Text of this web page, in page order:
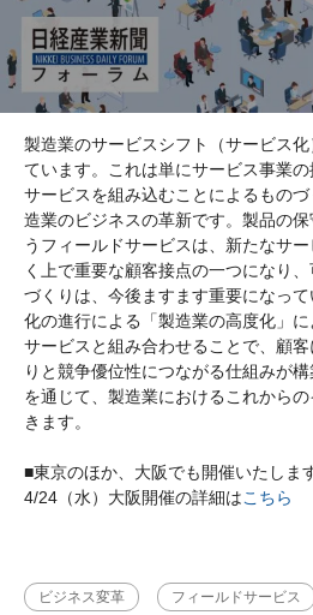
製造業のサービスシフト（サービス
ています。これは単にサービス事業
サービスを組み込むことによるもの
造業のビジネスの革新です。製品の
うフィールドサービスは、新たなサ
く上で重要な顧客接点の一つになり
づくりは、今後ますます重要になっ
化の進行による「製造業の高度化」に
サービスと組み合わせることで、顧
りと競争優位性につながる仕組みが
を通じて、製造業におけるこれから
きます。
■東京のほか、大阪でも開催いたします
4/24（水）大阪開催の詳細はこちら
ビジネス変革 フィールドサービス